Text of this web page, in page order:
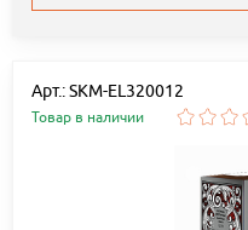
Арт.: SKM-EL320012
Товар в наличии